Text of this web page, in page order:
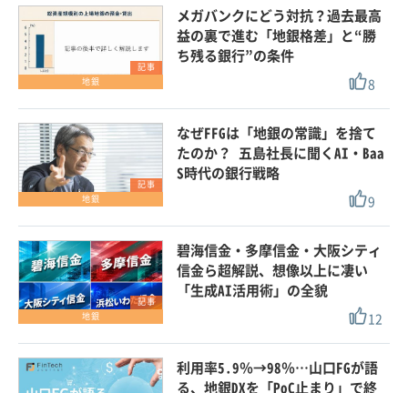
記事
地銀
メガバンクにどう対抗？過去最高
益の裏で進む「地銀格差」と“勝
ち残る銀行”の条件
8
記事
地銀
なぜFFGは「地銀の常識」を捨て
たのか？ 五島社長に聞くAI・Baa
S時代の銀行戦略
9
記事
地銀
碧海信金・多摩信金・大阪シティ
信金ら超解説、想像以上に凄い
「生成AI活用術」の全貌
12
利用率5.9％→98％…山口FGが語
る、地銀DXを「PoC止まり」で終